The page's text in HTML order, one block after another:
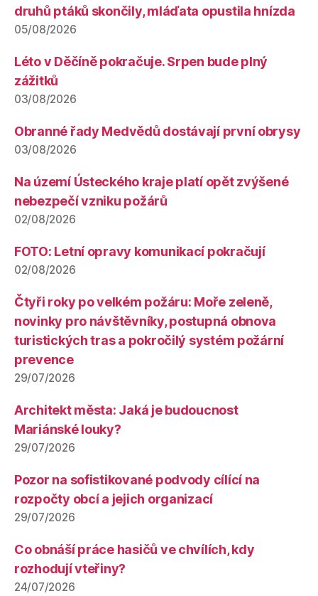
druhů ptáků skončily, mláďata opustila hnízda
05/08/2026
Léto v Děčíně pokračuje. Srpen bude plný
zážitků
03/08/2026
Obranné řady Medvědů dostávají první obrysy
03/08/2026
Na území Ústeckého kraje platí opět zvýšené
nebezpečí vzniku požárů
02/08/2026
FOTO: Letní opravy komunikací pokračují
02/08/2026
Čtyři roky po velkém požáru: Moře zeleně,
novinky pro návštěvníky, postupná obnova
turistických tras a pokročilý systém požární
prevence
29/07/2026
Architekt města: Jaká je budoucnost
Mariánské louky?
29/07/2026
Pozor na sofistikované podvody cílící na
rozpočty obcí a jejich organizací
29/07/2026
Co obnáší práce hasičů ve chvílích, kdy
rozhodují vteřiny?
24/07/2026